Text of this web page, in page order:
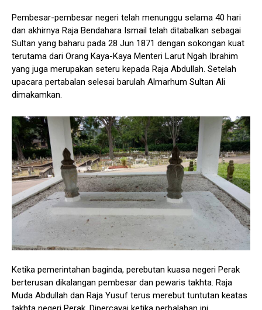
Pembesar-pembesar negeri telah menunggu selama 40 hari
dan akhirnya Raja Bendahara Ismail telah ditabalkan sebagai
Sultan yang baharu pada 28 Jun 1871 dengan sokongan kuat
terutama dari Orang Kaya-Kaya Menteri Larut Ngah Ibrahim
yang juga merupakan seteru kepada Raja Abdullah. Setelah
upacara pertabalan selesai barulah Almarhum Sultan Ali
dimakamkan.
Ketika pemerintahan baginda, perebutan kuasa negeri Perak
berterusan dikalangan pembesar dan pewaris takhta. Raja
Muda Abdullah dan Raja Yusuf terus merebut tuntutan keatas